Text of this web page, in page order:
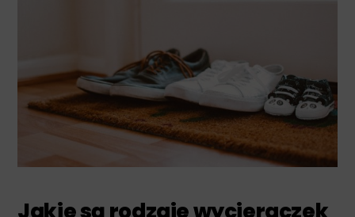
Jakie są rodzaje wycieraczek